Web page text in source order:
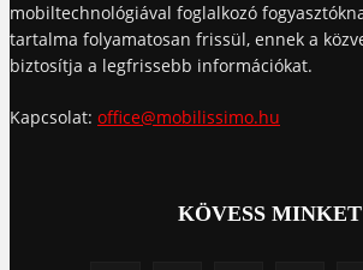
mobiltechnológiával foglalkozó
tartalma folyamatosan frissül, ennek a
biztosítja a legfrissebb információkat.
Kapcsolat: office@mobilissimo.hu
KÖVESS MINKET